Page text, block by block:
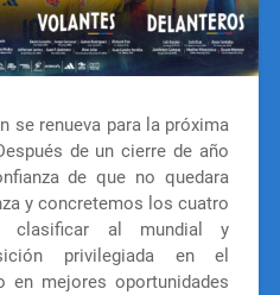
se renueva para la próxima
de un cierre de año
de que no quedara
y concretemos los cuatro
clasificar al mundial y
privilegiada en el
en mejores oportunidades